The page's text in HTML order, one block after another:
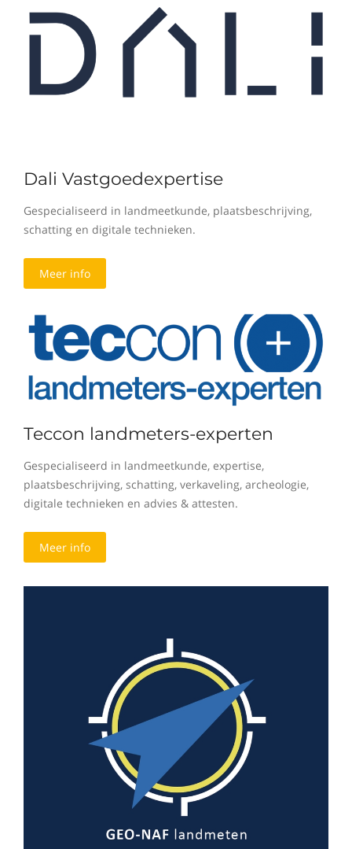
Dali Vastgoedexpertise
Gespecialiseerd in landmeetkunde, plaatsbeschrijving,
schatting en digitale technieken.
Meer info
Teccon landmeters-experten
Gespecialiseerd in landmeetkunde, expertise,
plaatsbeschrijving, schatting, verkaveling, archeologie,
digitale technieken en advies & attesten.
Meer info